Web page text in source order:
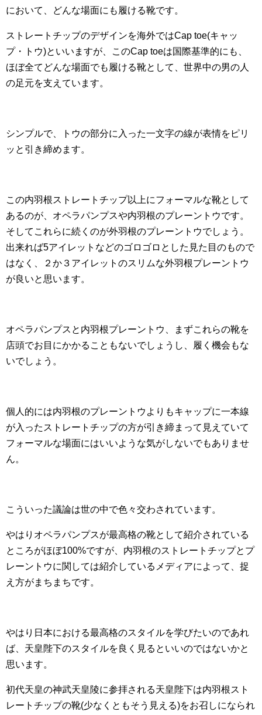
において、どんな場面にも履ける靴です。
ストレートチップのデザインを海外ではCap toe(キャッ
プ・トウ)といいますが、このCap toeは国際基準的にも、
ほぼ全てどんな場面でも履ける靴として、世界中の男の人
の足元を支えています。
シンプルで、トウの部分に入った一文字の線が表情をピリ
ッと引き締めます。
この内羽根ストレートチップ以上にフォーマルな靴として
あるのが、オペラパンプスや内羽根のプレーントウです。
そしてこれらに続くのが外羽根のプレーントウでしょう。
出来れば5アイレットなどのゴロゴロとした見た目のもので
はなく、２か３アイレットのスリムな外羽根プレーントウ
が良いと思います。
オペラパンプスと内羽根プレーントウ、まずこれらの靴を
店頭でお目にかかることもないでしょうし、履く機会もな
いでしょう。
個人的には内羽根のプレーントウよりもキャップに一本線
が入ったストレートチップの方が引き締まって見えていて
フォーマルな場面にはいいような気がしないでもありませ
ん。
こういった議論は世の中で色々交わされています。
やはりオペラパンプスが最高格の靴として紹介されている
ところがほぼ100%ですが、内羽根のストレートチップとプ
レーントウに関しては紹介しているメディアによって、捉
え方がまちまちです。
やはり日本における最高格のスタイルを学びたいのであれ
ば、天皇陛下のスタイルを良く見るといいのではないかと
思います。
初代天皇の神武天皇陵に参拝される天皇陛下は内羽根スト
レートチップの靴(少なくともそう見える)をお召しになられ